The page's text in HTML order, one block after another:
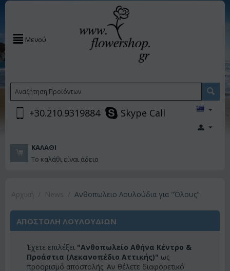
Μενού
+30.210.9319884 Skype Call
ΚΑΛΆΘΙ
Το καλάθι είναι άδειο
Ανθοπωλειο Λουλούδια για "Όλους"
ΑΠΟΣΤΟΛΗ ΛΟΥΛΟΥΔΙΩΝ
Έχετε επιλέξει "Ανθοπωλείο Αθήνα Κέντρο &
Προάστια (Λεκανοπέδιο Αττικής)" ως
προορισμό αποστολής. Αν θέλετε διαφορετικό